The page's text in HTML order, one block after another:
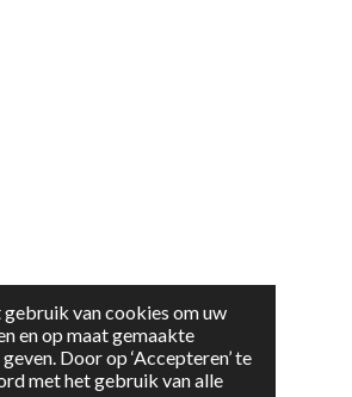
van cookies om uw
en op maat gemaakte
Door op ‘Accepteren’ te
met het gebruik van alle